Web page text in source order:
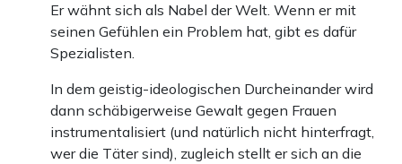
Er wähnt sich als Nabel der Welt. Wenn er mit
seinen Gefühlen ein Problem hat, gibt es dafür
Spezialisten.
In dem geistig-ideologischen Durcheinander wird
dann schäbigerweise Gewalt gegen Frauen
instrumentalisiert (und natürlich nicht hinterfragt,
wer die Täter sind), zugleich stellt er sich an die